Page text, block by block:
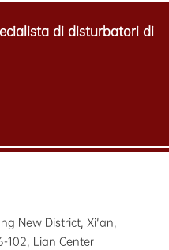
di disturbatori di
New District, Xi'an,
102, Lian Center